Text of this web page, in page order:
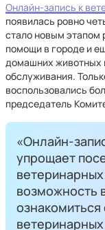
Онлайн-запись к
появилась ровно
стало новым этапом
помощи в городе и
домашних животных
обслуживания.
воспользовались
председатель
«Онлайн-
упрощает
возможность